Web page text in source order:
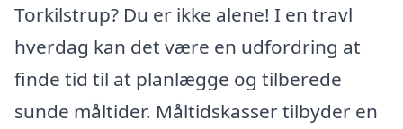
Torkilstrup? Du er ikke alene! I en travl
hverdag kan det være en udfordring at
finde tid til at planlægge og tilberede
sunde måltider. Måltidskasser tilbyder en